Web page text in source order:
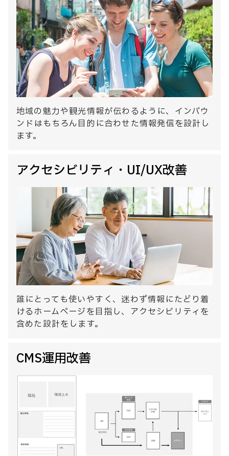
地域の魅力や観光情報が伝わるように、インバウ
ンドはもちろん目的に合わせた情報発信を設計し
ます。
アクセシビリティ・UI/UX改善
誰にとっても使いやすく、迷わず情報にたどり着
けるホームページを目指し、アクセシビリティを
含めた設計をします。
CMS運用改善